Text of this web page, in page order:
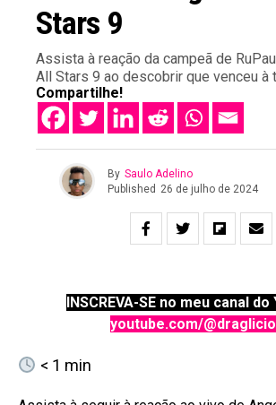
Stars 9
Assista à reação da campeã de
All Stars 9 ao descobrir que venceu à
Compartilhe!
By Saulo Adelino
Published 26 de julho de 2024
INSCREVA-SE no meu canal do
youtube.com/
< 1 min